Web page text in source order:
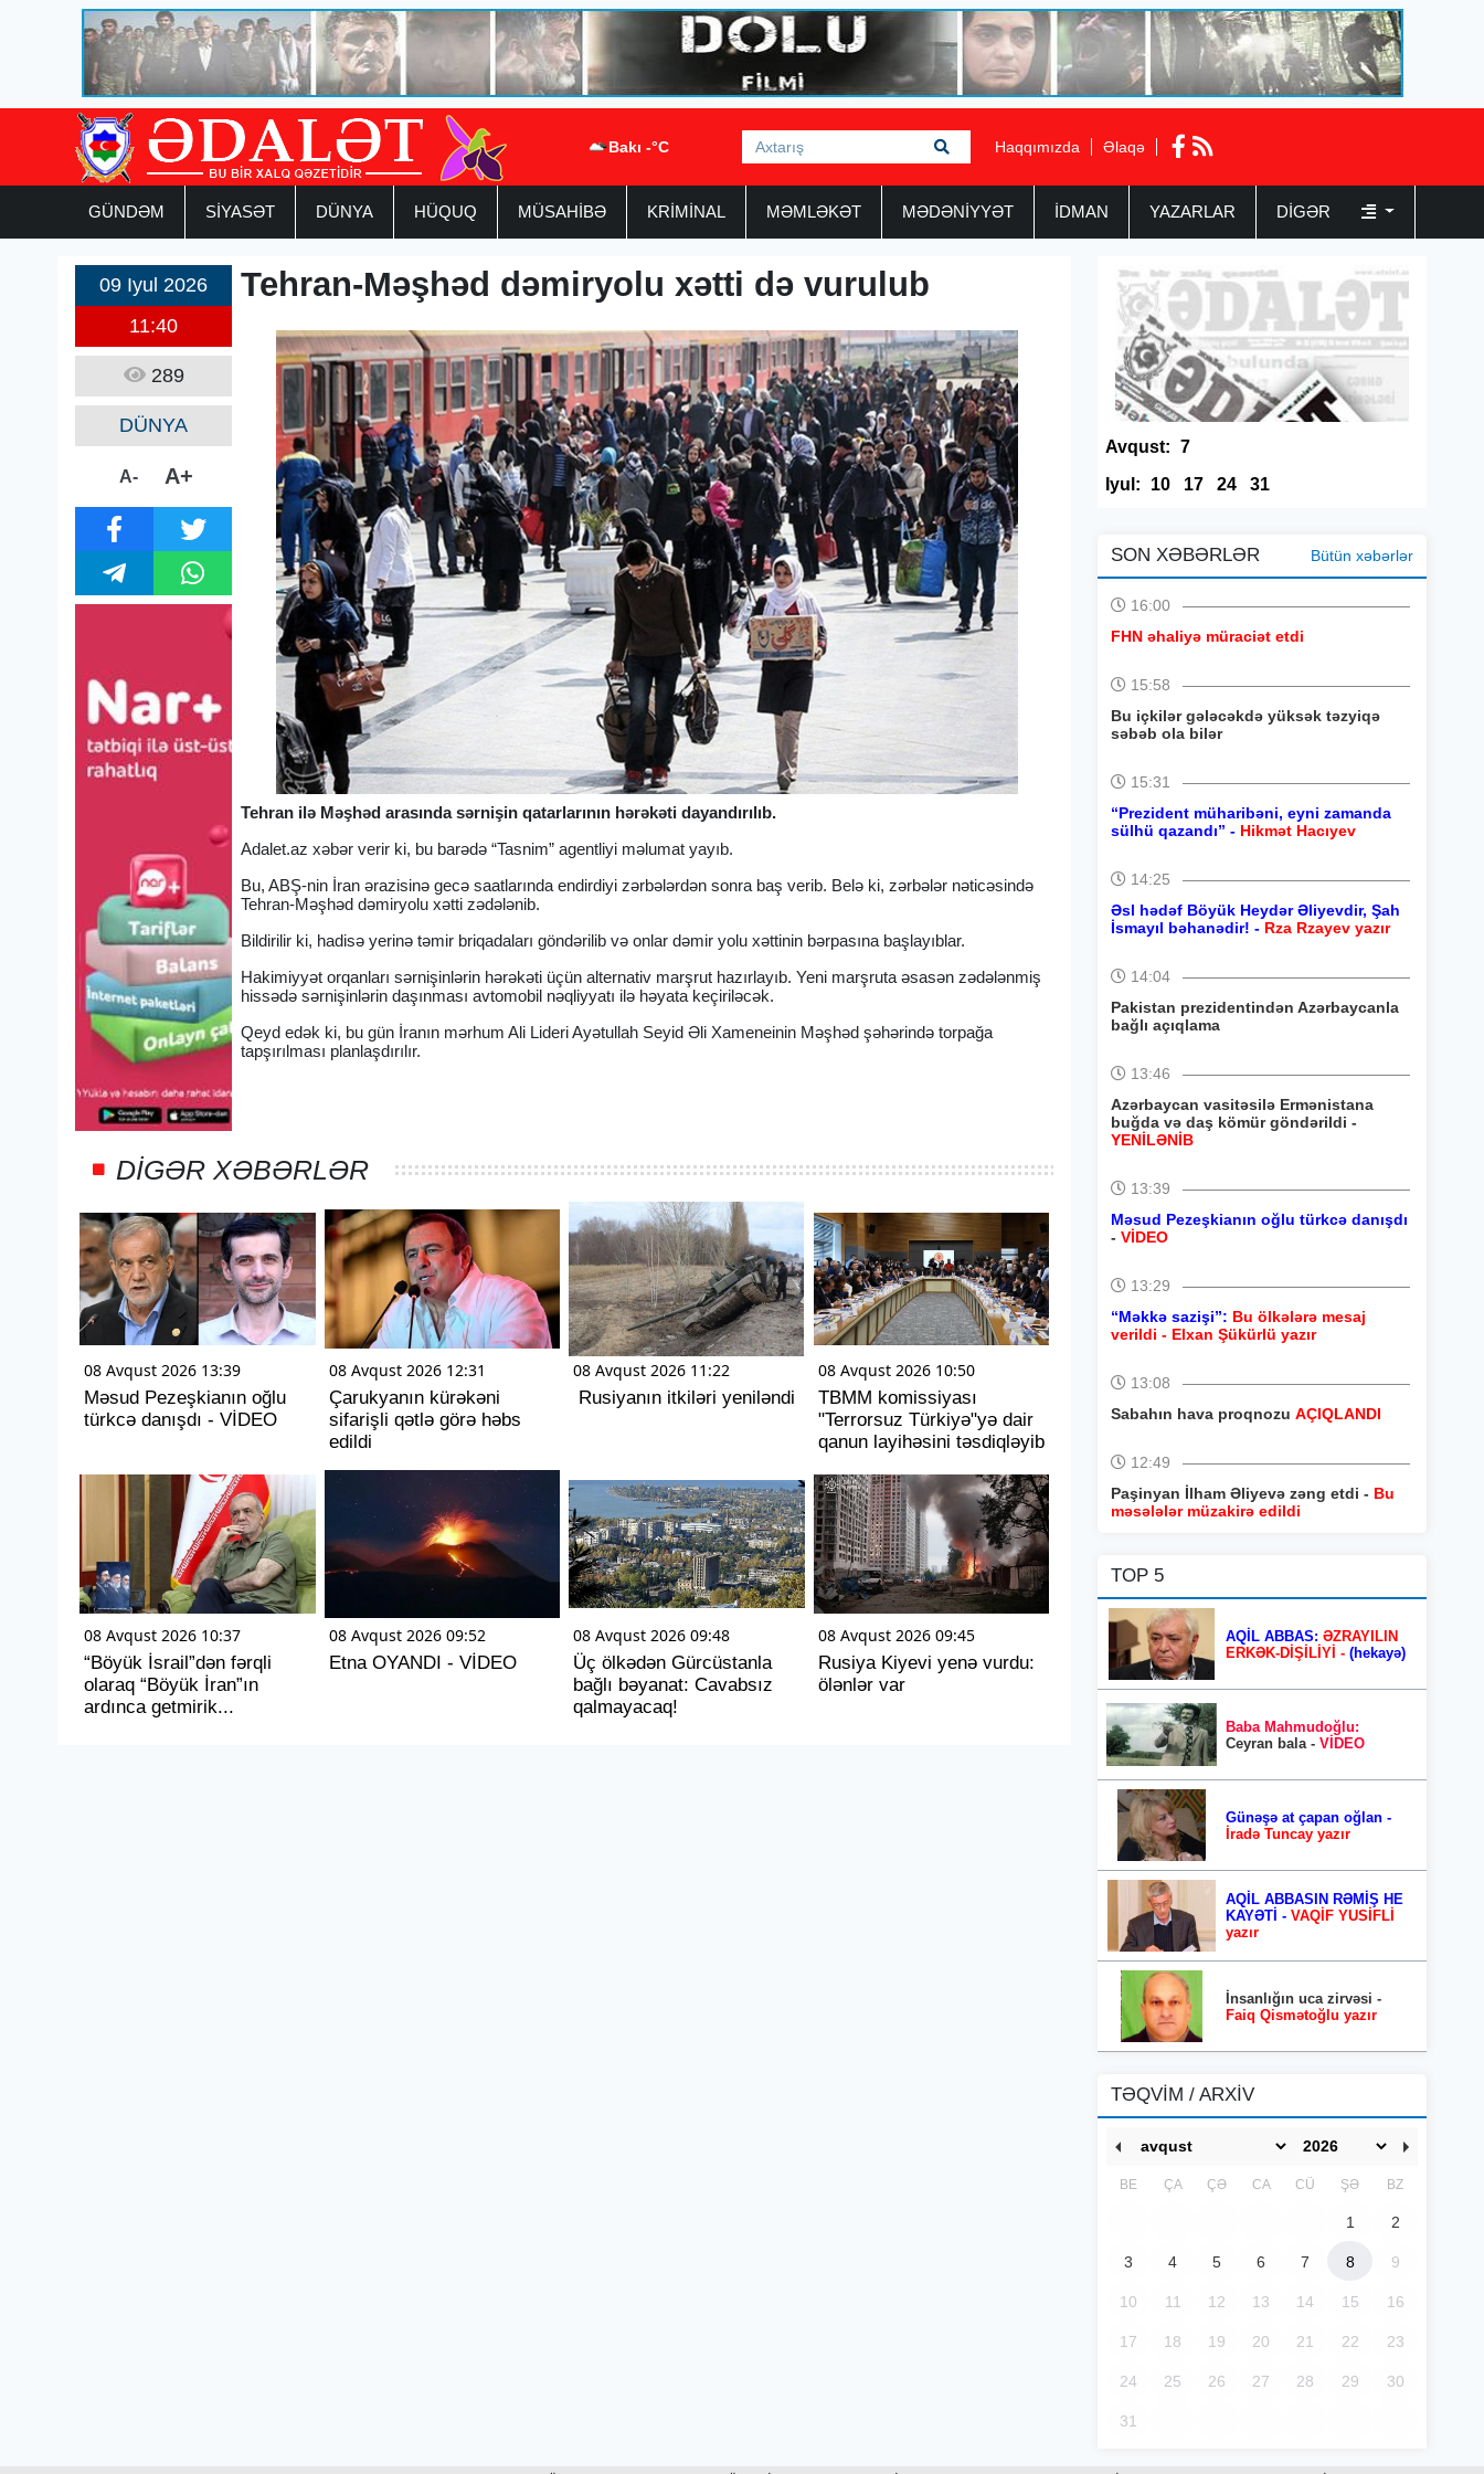
Bakı -°C Haqqımızda Əlaqə
GÜNDƏM SİYASƏT DÜNYA HÜQUQ MÜSAHİBƏ KRİMİNAL MƏMLƏKƏT MƏDƏNİYYƏT İDMAN YAZARLAR DIGƏR
09 Iyul 2026
11:40
289
DÜNYA
A- A+
Tehran-Məşhəd dəmiryolu xətti də vurulub
Tehran ilə Məşhəd arasında sərnişin qatarlarının hərəkəti dayandırılıb.
Adalet.az xəbər verir ki, bu barədə “Tasnim” agentliyi məlumat yayıb.
Bu, ABŞ-nin İran ərazisinə gecə saatlarında endirdiyi zərbələrdən sonra baş verib. Belə ki, zərbələr nəticəsində
Tehran-Məşhəd dəmiryolu xətti zədələnib.
Bildirilir ki, hadisə yerinə təmir briqadaları göndərilib və onlar dəmir yolu xəttinin bərpasına başlayıblar.
Hakimiyyət orqanları sərnişinlərin hərəkəti üçün alternativ marşrut hazırlayıb. Yeni marşruta əsasən zədələnmiş
hissədə sərnişinlərin daşınması avtomobil nəqliyyatı ilə həyata keçiriləcək.
Qeyd edək ki, bu gün İranın mərhum Ali Lideri Ayətullah Seyid Əli Xameneinin Məşhəd şəhərində torpağa
tapşırılması planlaşdırılır.
DIGƏR XƏBƏRLƏR
08 Avqust 2026 13:39
Məsud Pezeşkianın oğlu
türkcə danışdı - VİDEO
08 Avqust 2026 12:31
Çarukyanın kürəkəni
sifarişli qətlə görə həbs
edildi
08 Avqust 2026 11:22
Rusiyanın itkiləri yeniləndi
08 Avqust 2026 10:50
TBMM komissiyası
"Terrorsuz Türkiyə"yə dair
qanun layihəsini təsdiqləyib
08 Avqust 2026 10:37
“Böyük İsrail”dən fərqli
olaraq “Böyük İran”ın
ardınca getmirik...
08 Avqust 2026 09:52
Etna OYANDI - VİDEO
08 Avqust 2026 09:48
Üç ölkədən Gürcüstanla
bağlı bəyanat: Cavabsız
qalmayacaq!
08 Avqust 2026 09:45
Rusiya Kiyevi yenə vurdu:
ölənlər var
Avqust: 7
Iyul:
10 17 24 31
SON XƏBƏRLƏR Bütün xəbərlər
16:00
FHN əhaliyə müraciət etdi
15:58
Bu içkilər gələcəkdə yüksək təzyiqə
səbəb ola bilər
15:31
“Prezident müharibəni, eyni zamanda
sülhü qazandı” - Hikmət Hacıyev
14:25
Əsl hədəf Böyük Heydər Əliyevdir, Şah
İsmayıl bəhanədir! - Rza Rzayev yazır
14:04
Pakistan prezidentindən Azərbaycanla
bağlı açıqlama
13:46
Azərbaycan vasitəsilə Ermənistana
buğda və daş kömür göndərildi -
YENİLƏNİB
13:39
Məsud Pezeşkianın oğlu türkcə danışdı
- VİDEO
13:29
“Məkkə sazişi”: Bu ölkələrə mesaj
verildi - Elxan Şükürlü yazır
13:08
Sabahın hava proqnozu AÇIQLANDI
12:49
Paşinyan İlham Əliyevə zəng etdi - Bu
məsələlər müzakirə edildi
TOP 5
AQİL ABBAS: ƏZRAYILIN
ERKƏK-DİŞİLİYİ - (hekayə)
Baba Mahmudoğlu:
Ceyran bala - VİDEO
Günəşə at çapan oğlan -
İradə Tuncay yazır
AQİL ABBASIN RƏMİŞ HE
KAYƏTİ - VAQİF YUSİFLİ
yazır
İnsanlığın uca zirvəsi -
Faiq Qismətoğlu yazır
TƏQVİM / ARXİV
BE ÇA ÇƏ CA CÜ ŞƏ BZ
1 2
3 4 5 6 7 8 9
10 11 12 13 14 15 16
17 18 19 20 21 22 23
24 25 26 27 28 29 30
31